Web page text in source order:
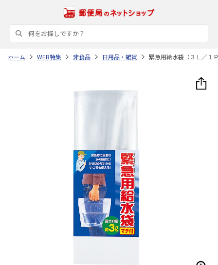
ホーム WEB特集 非食品 日用品・雑貨 緊急用給水袋（３Ｌ／１